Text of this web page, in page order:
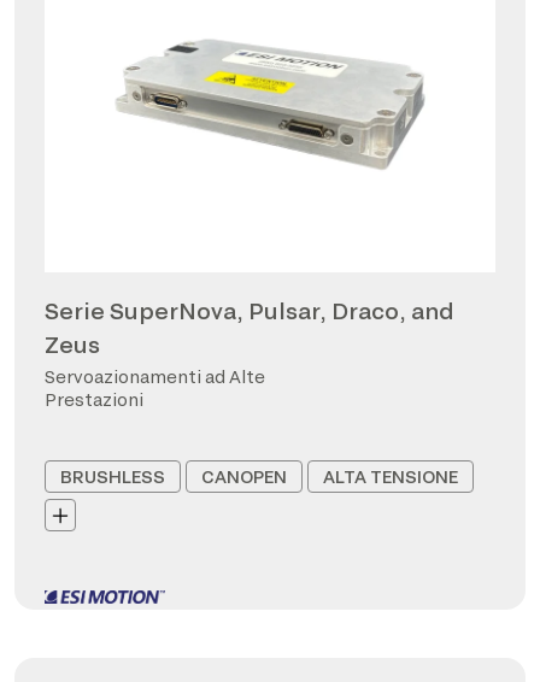
Serie SuperNova, Pulsar, Draco, and
Zeus
Servoazionamenti ad Alte
Prestazioni
BRUSHLESS CANOPEN ALTA TENSIONE